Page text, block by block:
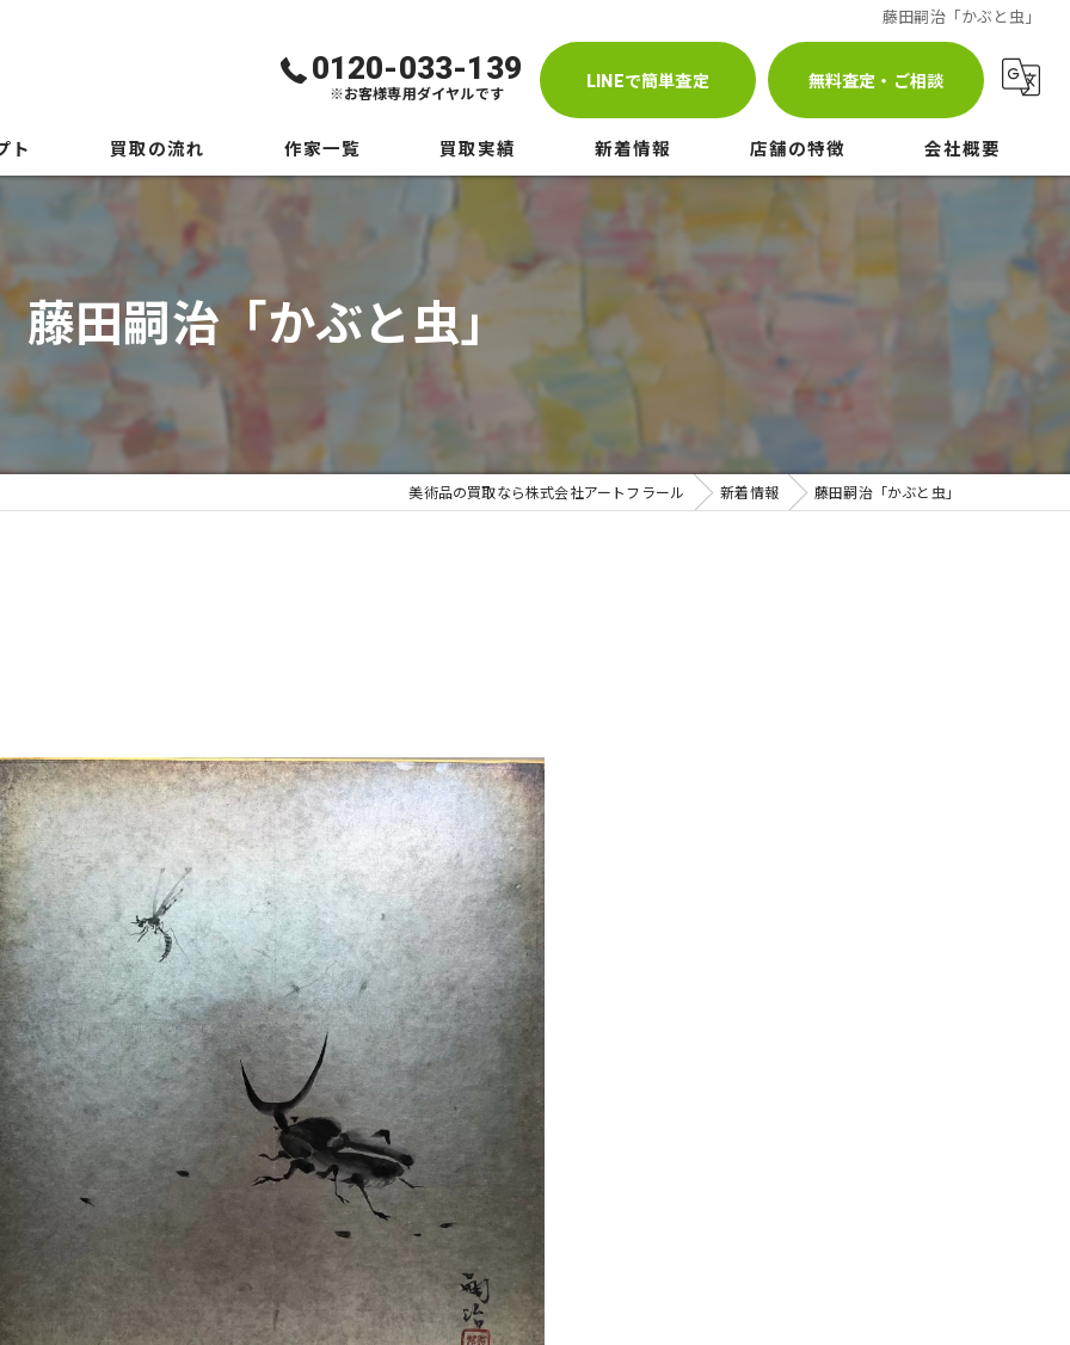
藤田嗣治「かぶと虫」
0120-033-139
※お客様専用ダイヤルです
LINEで簡単査定 無料査定・ご相談
ト 買取の流れ
絵画買取の専門業者が解説！買取の流れと確認ポイント
作家一覧 買取実績 新着情報 店舗の特徴
査定
会社概要
ギャラリーベイエ元町
藤田嗣治「かぶと虫」
美術品の買取なら株式会社アートフラール 新着情報 藤田嗣治「かぶと虫」